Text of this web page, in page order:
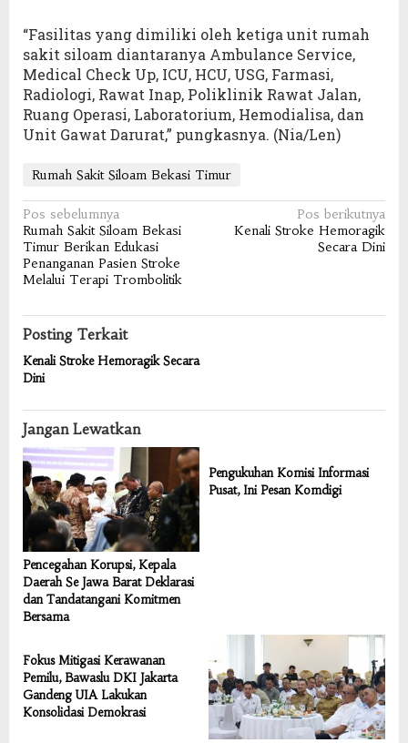
“Fasilitas yang dimiliki oleh ketiga unit rumah
sakit siloam diantaranya Ambulance Service,
Medical Check Up, ICU, HCU, USG, Farmasi,
Radiologi, Rawat Inap, Poliklinik Rawat Jalan,
Ruang Operasi, Laboratorium, Hemodialisa, dan
Unit Gawat Darurat,” pungkasnya. (Nia/Len)
Rumah Sakit Siloam Bekasi Timur
Navigasi
pos
Pos sebelumnya
Rumah Sakit Siloam Bekasi
Timur Berikan Edukasi
Penanganan Pasien Stroke
Melalui Terapi Trombolitik
Pos berikutnya
Kenali Stroke Hemoragik
Secara Dini
Posting Terkait
Kenali Stroke Hemoragik Secara
Dini
Jangan Lewatkan
Pencegahan Korupsi, Kepala
Daerah Se Jawa Barat Deklarasi
dan Tandatangani Komitmen
Bersama
Pengukuhan Komisi Informasi
Pusat, Ini Pesan Komdigi
Fokus Mitigasi Kerawanan
Pemilu, Bawaslu DKI Jakarta
Gandeng UIA Lakukan
Konsolidasi Demokrasi